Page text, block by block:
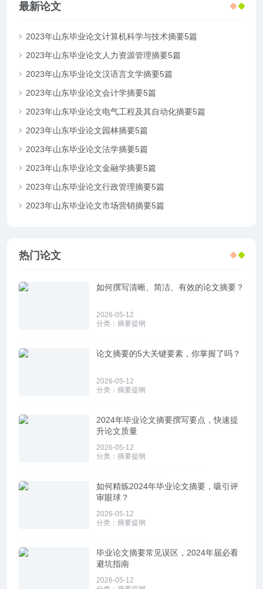
最新论文
2023年山东毕业论文计算机科学与技术摘要5篇
2023年山东毕业论文人力资源管理摘要5篇
2023年山东毕业论文汉语言文学摘要5篇
2023年山东毕业论文会计学摘要5篇
2023年山东毕业论文电气工程及其自动化摘要5篇
2023年山东毕业论文园林摘要5篇
2023年山东毕业论文法学摘要5篇
2023年山东毕业论文金融学摘要5篇
2023年山东毕业论文行政管理摘要5篇
2023年山东毕业论文市场营销摘要5篇
热门论文
如何撰写清晰、简洁、有效的论文摘要？
2026-05-12
分类： 摘要提纲
论文摘要的5大关键要素，你掌握了吗？
2026-05-12
分类： 摘要提纲
2024年毕业论文摘要撰写要点，快速提
升论文质量
2026-05-12
分类： 摘要提纲
如何精炼2024年毕业论文摘要，吸引评
审眼球？
2026-05-12
分类： 摘要提纲
毕业论文摘要常见误区，2024年届必看
避坑指南
2026-05-12